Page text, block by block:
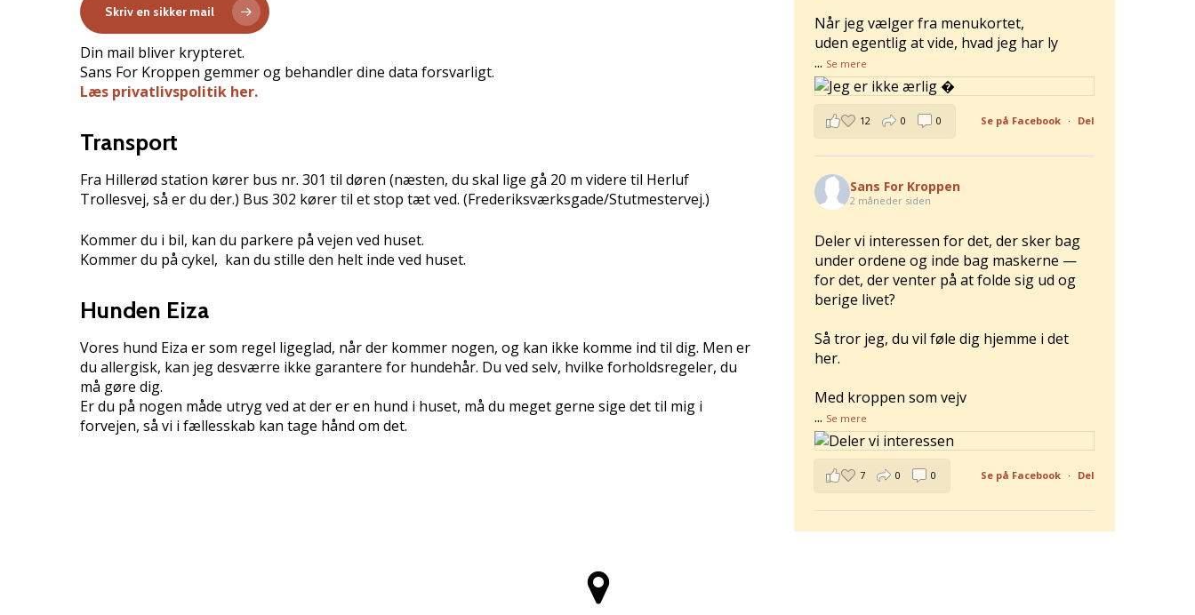
Skriv en sikker mail
Din mail bliver krypteret.
Sans For Kroppen gemmer og behandler dine data forsvarligt.
Læs privatlivspolitik her.
Transport
Fra Hillerød station kører bus nr. 301 til døren (næsten, du skal lige gå 20 m videre til Herluf
Trollesvej, så er du der.) Bus 302 kører til et stop tæt ved. (Frederiksværksgade/Stutmestervej.)
Kommer du i bil, kan du parkere på vejen ved huset.
Kommer du på cykel, kan du stille den helt inde ved huset.
Hunden Eiza
Vores hund Eiza er som regel ligeglad, når der kommer nogen, og kan ikke komme ind til dig. Men er
du allergisk, kan jeg desværre ikke garantere for hundehår. Du ved selv, hvilke forholdsregeler, du
må gøre dig.
Er du på nogen måde utryg ved at der er en hund i huset, må du meget gerne sige det til mig i
forvejen, så vi i fællesskab kan tage hånd om det.
Når jeg vælger fra menukortet,
uden egentlig at vide, hvad jeg har ly
... Se mere
Se på Facebook · Del
12 0 0
Sans For Kroppen
2 måneder siden
Deler vi interessen for det, der sker bag
under ordene og inde bag maskerne —
for det, der venter på at folde sig ud og
berige livet?
Så tror jeg, du vil føle dig hjemme i det
her.
Med kroppen som vejv
... Se mere
Se på Facebook · Del
7 0 0